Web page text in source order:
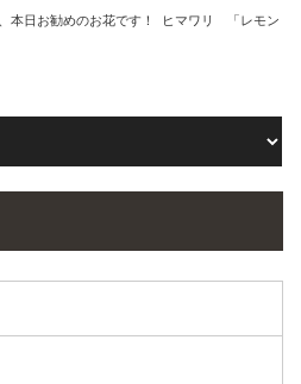
本日お勧めのお花です！ ヒマワリ 「レモン